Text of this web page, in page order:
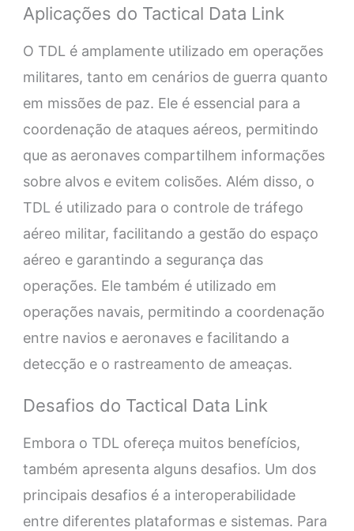
Aplicações do Tactical Data Link
O TDL é amplamente utilizado em operações
militares, tanto em cenários de guerra quanto
em missões de paz. Ele é essencial para a
coordenação de ataques aéreos, permitindo
que as aeronaves compartilhem informações
sobre alvos e evitem colisões. Além disso, o
TDL é utilizado para o controle de tráfego
aéreo militar, facilitando a gestão do espaço
aéreo e garantindo a segurança das
operações. Ele também é utilizado em
operações navais, permitindo a coordenação
entre navios e aeronaves e facilitando a
detecção e o rastreamento de ameaças.
Desafios do Tactical Data Link
Embora o TDL ofereça muitos benefícios,
também apresenta alguns desafios. Um dos
principais desafios é a interoperabilidade
entre diferentes plataformas e sistemas. Para